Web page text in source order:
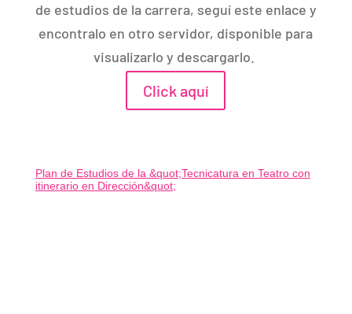
de estudios de la carrera, seguí este enlace y
encontralo en otro servidor, disponible para
visualizarlo y descargarlo.
Click aquí
Plan de Estudios de la &quot;Tecnicatura en Teatro con
itinerario en Dirección&quot;